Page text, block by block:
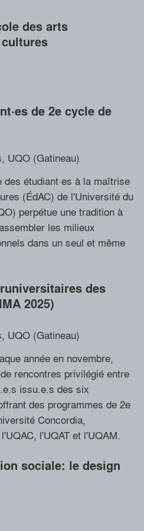
des arts
de 2e cycle de
UQO (Gatineau)
étudiant·es à la maîtrise
(ÉdAC) de l'Université du
perpétue une tradition à
les milieux
dans un seul et même
des
2025)
UQO (Gatineau)
année en novembre,
rencontres privilégié entre
issu.e.s des six
des programmes de 2e
Concordia,
l'UQAT et l'UQAM.
sociale: le design